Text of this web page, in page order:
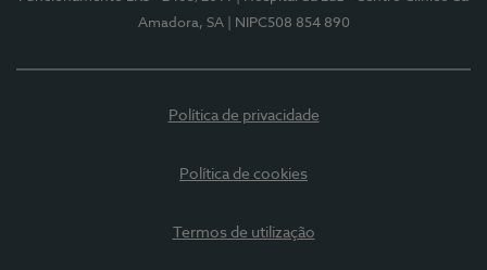
Amadora, SA
| NIPC508 854 890
Política de privacidade
Política de cookies
Termos de utilização